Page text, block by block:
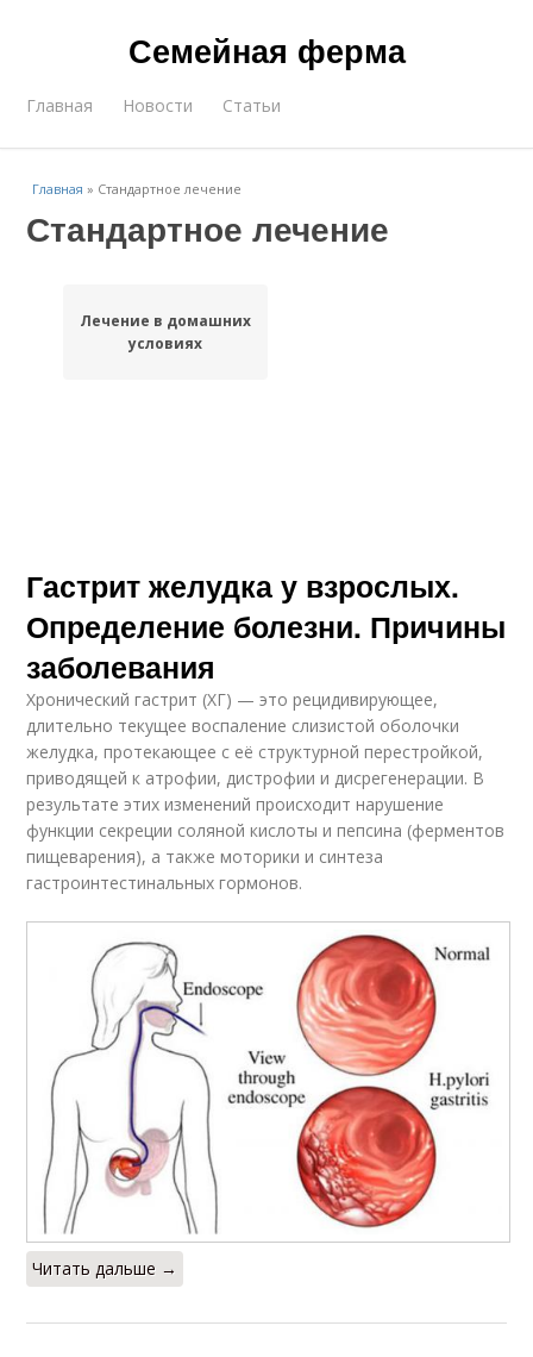
Семейная ферма
Главная Новости Статьи
Главная » Стандартное лечение
Стандартное лечение
Лечение в домашних
условиях
Гастрит желудка у взрослых.
Определение болезни. Причины
заболевания
Хронический гастрит (ХГ) — это рецидивирующее,
длительно текущее воспаление слизистой оболочки
желудка, протекающее с её структурной перестройкой,
приводящей к атрофии, дистрофии и дисрегенерации. В
результате этих изменений происходит нарушение
функции секреции соляной кислоты и пепсина (ферментов
пищеварения), а также моторики и синтеза
гастроинтестинальных гормонов.
Читать дальше →